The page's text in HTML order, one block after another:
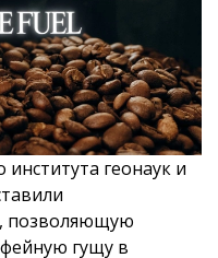
геонаук и
позволяющую
гущу в